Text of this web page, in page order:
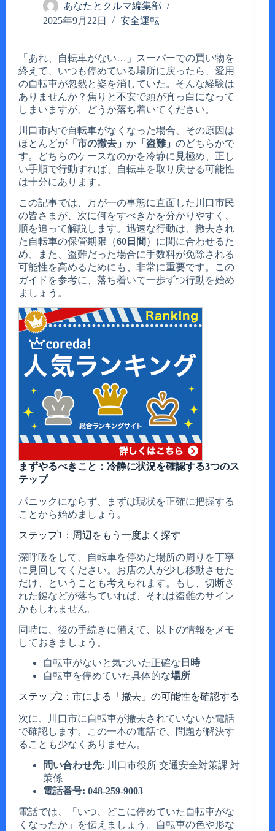
あなたとクルマ編集部
2025年9月22日
安全運転
「あれ、自転車がない…」スーパーでの買い物を
終えて、いつも停めている場所に戻ったら、愛用
の自転車が忽然と姿を消していた。そんな経験は
ありませんか？焦りと不安で頭が真っ白になって
しまいますが、どうか落ち着いてください。
川口市内で自転車がなくなった場合、その原因は
ほとんどが 「市の撤去」 か 「盗難」 のどちらかで
す。どちらのケースなのかを冷静に見極め、正し
い手順で行動すれば、自転車を取り戻せる可能性
は十分にあります。
この記事では、万が一の事態に直面した川口市民
の皆さまが、次に何をすべきかを分かりやすく、
順を追って解説します。迅速な行動は、撤去され
た自転車の保管期限（60日間 ）に間に合わせるた
め、また、盗難だった場合に手数料が免除される
可能性を高めるためにも、非常に重要です。この
ガイドを参考に、落ち着いて一歩ずつ行動を始め
ましょう。
まずやるべきこと：冷静に状況を確認する3つのス
テップ
パニックにならず、まずは現状を正確に把握する
ことから始めましょう。
ステップ1：周辺をもう一度よく探す
深呼吸をして、自転車を停めた場所の周りを丁寧
に見回してください。お店の人が少し移動させた
だけ、ということも考えられます。もし、切断さ
れた鍵などが落ちていれば、それは盗難のサイン
かもしれません。
同時に、後の手続きに備えて、以下の情報をメモ
しておきましょう。
自転車がないと気づいた正確な 日時
自転車を停めていた具体的な場所
ステップ2：市による「撤去」の可能性を確認する
次に、川口市に自転車が撤去されていないか電話
で確認します。この一本の電話で、問題が解決す
ることも少なくありません。
問い合わせ先: 川口市役所 交通安全対策課 対
策係
電話番号: 048-259-9003
電話では、「いつ、どこに停めていた自転車がな
くなったか」を伝えましょう。自転車の色や形な